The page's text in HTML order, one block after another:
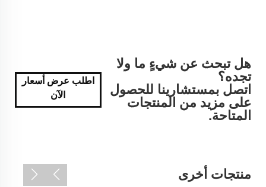
هل تبحث عن شيءٍ ما ولا
تجده؟
اتصل بمستشارينا للحصول
على مزيد من المنتجات
المتاحة.
اطلب عرض أسعار
الآن
منتجات أخرى